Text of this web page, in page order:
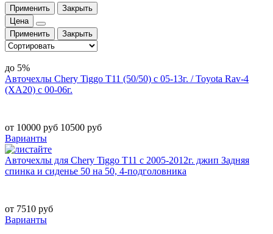
Применить
Закрыть
Цена
Применить
Закрыть
до 5%
Авточехлы Chery Tiggo Т11 (50/50) с 05-13г. / Toyota Rav-4
(XA20) с 00-06г.
от 10000 руб 10500 руб
Варианты
Авточехлы для Chery Tiggo Т11 с 2005-2012г. джип Задняя
спинка и сиденье 50 на 50, 4-подголовника
от 7510 руб
Варианты